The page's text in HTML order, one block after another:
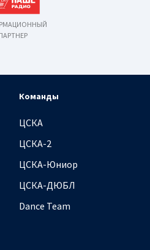
Команды
ЦСКА
ЦСКА-2
ЦСКА-Юниор
ЦСКА-ДЮБЛ
Dance Team